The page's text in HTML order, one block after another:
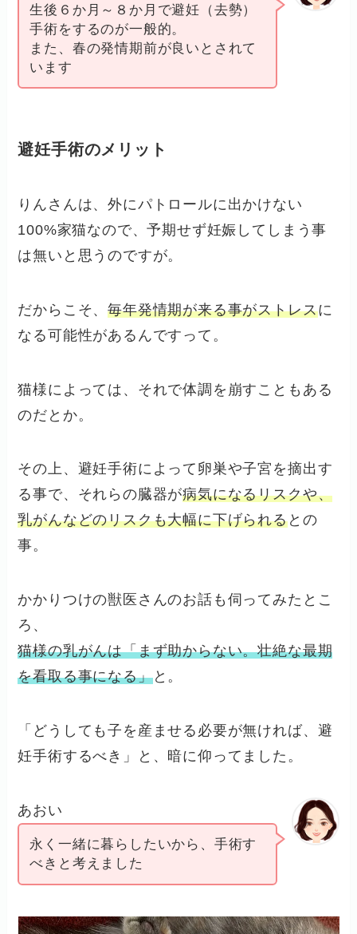
生後６か月～８か月で避妊（去勢）
手術をするのが一般的。
また、春の発情期前が良いとされて
います
避妊手術のメリット
りんさんは、外にパトロールに出かけない
100%家猫なので、予期せず妊娠してしまう事
は無いと思うのですが。
だからこそ、毎年発情期が来る事がストレスに
なる可能性があるんですって。
猫様によっては、それで体調を崩すこともある
のだとか。
その上、避妊手術によって卵巣や子宮を摘出す
る事で、それらの臓器が病気になるリスクや、
乳がんなどのリスクも大幅に下げられるとの
事。
かかりつけの獣医さんのお話も伺ってみたとこ
ろ、
猫様の乳がんは「まず助からない。壮絶な最期
を看取る事になる」と。
「どうしても子を産ませる必要が無ければ、避
妊手術するべき」と、暗に仰ってました。
あおい
永く一緒に暮らしたいから、手術す
べきと考えました